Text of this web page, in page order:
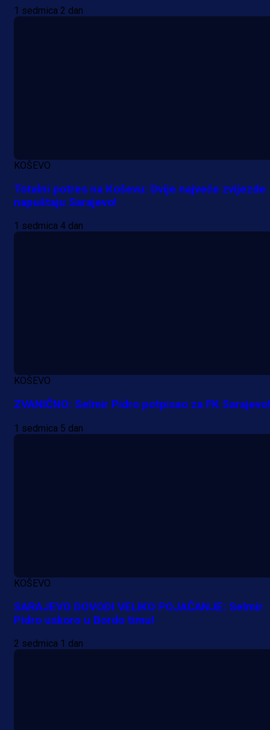
Lukić seli u Bundesligu? Dva
njemačka kluba krenula po bh.
1 sedmica 2 dan
KOŠEVO
Totalni potres na Koševu: Dvije najveće zvijezde
napuštaju Sarajevo!
1 sedmica 4 dan
KOŠEVO
ZVANIČNO: Selmir Pidro potpisao za FK Sarajevo!
1 sedmica 5 dan
KOŠEVO
SARAJEVO DOVODI VELIKO POJAČANJE: Selmir
Pidro uskoro u Bordo timu!
2 sedmica 1 dan